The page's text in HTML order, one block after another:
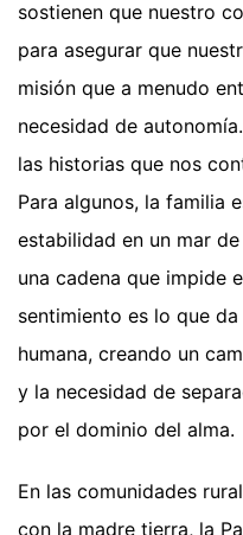
sostienen que nuestro
para asegurar que
misión que a menudo
necesidad de
las historias que nos
Para algunos, la familia
estabilidad en un mar
una cadena que impide
sentimiento es lo que
humana, creando un
y la necesidad de
por el dominio del alma.
En las comunidades
con la madre tierra, la